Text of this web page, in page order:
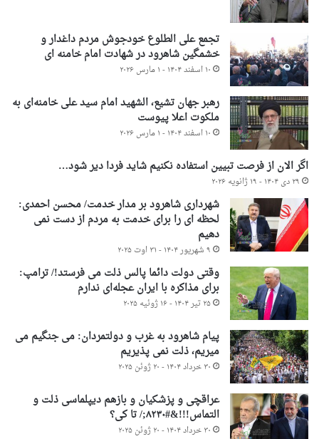
تجمع علی الطلوع خودجوش مردم داغدار و
خشمگین شاهرود در شهادت امام خامنه ای
۱۰ اسفند ۱۴۰۴ - ۱ مارس ۲۰۲۶
رهبر جهان تشیع، الشهید امام سید علی خامنه‌ای به
ملکوت اعلا پیوست
۱۰ اسفند ۱۴۰۴ - ۱ مارس ۲۰۲۶
اگر الان از فرصت تبیین استفاده نکنیم شاید فردا دیر شود…
۲۹ دی ۱۴۰۴ - ۱۹ ژانویه ۲۰۲۶
شهرداری شاهرود بر مدار خدمت/ محسن احمدی:
لحظه ای را برای خدمت به مردم از دست نمی
دهیم
۹ شهریور ۱۴۰۴ - ۳۱ اوت ۲۰۲۵
وقتی دولت دائما پالس ذلت می فرستد!/ ترامپ:
برای مذاکره با ایران عجله‌ای ندارم
۲۵ تیر ۱۴۰۴ - ۱۶ ژوئیه ۲۰۲۵
پیام شاهرود به غرب و دولتمردان: می جنگیم می
میریم، ذلت نمی پذیریم
۳۰ خرداد ۱۴۰۴ - ۲۰ ژوئن ۲۰۲۵
عراقچی و پزشکیان و بازهم دیپلماسی ذلت و
التماس!!!&#۸۲۳۰;/ تا کی؟
۳۰ خرداد ۱۴۰۴ - ۲۰ ژوئن ۲۰۲۵